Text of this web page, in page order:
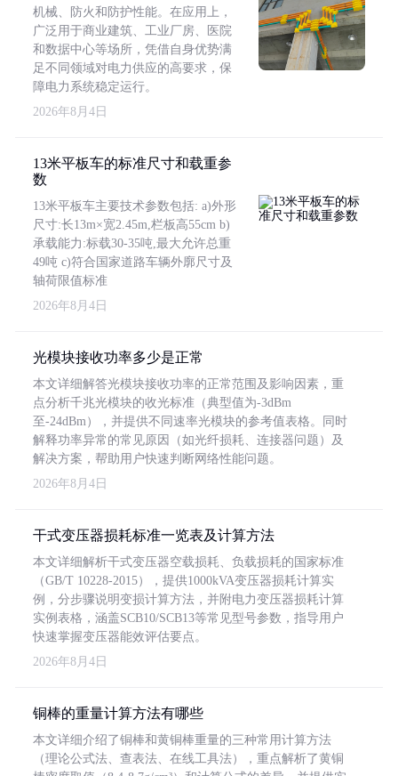
机械、防火和防护性能。在应用上，
广泛用于商业建筑、工业厂房、医院
和数据中心等场所，凭借自身优势满
足不同领域对电力供应的高要求，保
障电力系统稳定运行。
2026年8月4日
13米平板车的标准尺寸和载重参
数
13米平板车主要技术参数包括: a)外形
尺寸:长13m×宽2.45m,栏板高55cm b)
承载能力:标载30-35吨,最大允许总重
49吨 c)符合国家道路车辆外廓尺寸及
轴荷限值标准
2026年8月4日
光模块接收功率多少是正常
本文详细解答光模块接收功率的正常范围及影响因素，重
点分析千兆光模块的收光标准（典型值为-3dBm
至-24dBm），并提供不同速率光模块的参考值表格。同时
解释功率异常的常见原因（如光纤损耗、连接器问题）及
解决方案，帮助用户快速判断网络性能问题。
2026年8月4日
干式变压器损耗标准一览表及计算方法
本文详细解析干式变压器空载损耗、负载损耗的国家标准
（GB/T 10228-2015），提供1000kVA变压器损耗计算实
例，分步骤说明变损计算方法，并附电力变压器损耗计算
实例表格，涵盖SCB10/SCB13等常见型号参数，指导用户
快速掌握变压器能效评估要点。
2026年8月4日
铜棒的重量计算方法有哪些
本文详细介绍了铜棒和黄铜棒重量的三种常用计算方法
（理论公式法、查表法、在线工具法），重点解析了黄铜